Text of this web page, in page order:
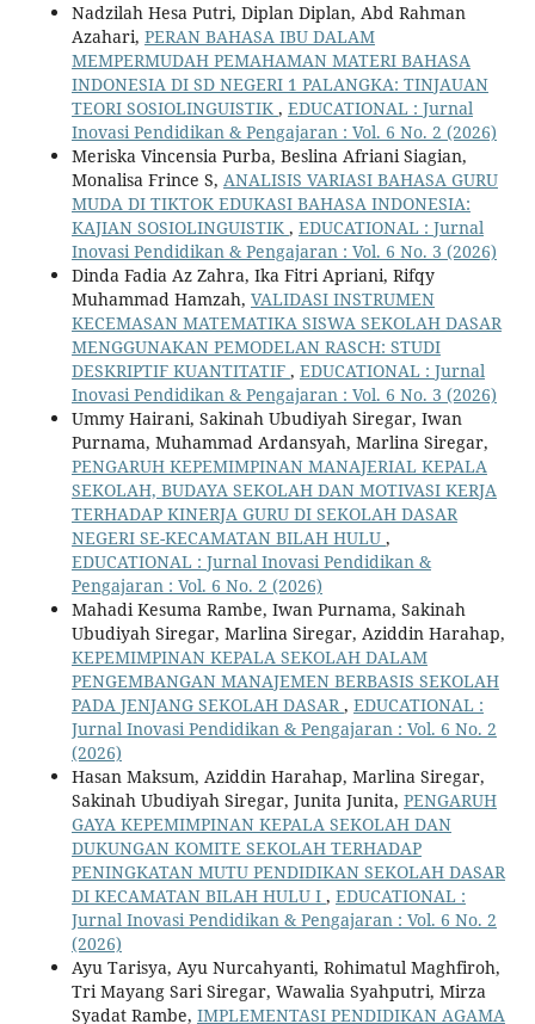
Nadzilah Hesa Putri, Diplan Diplan, Abd Rahman
Azahari, PERAN BAHASA IBU DALAM
MEMPERMUDAH PEMAHAMAN MATERI BAHASA
INDONESIA DI SD NEGERI 1 PALANGKA: TINJAUAN
TEORI SOSIOLINGUISTIK , EDUCATIONAL : Jurnal
Inovasi Pendidikan & Pengajaran : Vol. 6 No. 2 (2026)
Meriska Vincensia Purba, Beslina Afriani Siagian,
Monalisa Frince S, ANALISIS VARIASI BAHASA GURU
MUDA DI TIKTOK EDUKASI BAHASA INDONESIA:
KAJIAN SOSIOLINGUISTIK , EDUCATIONAL : Jurnal
Inovasi Pendidikan & Pengajaran : Vol. 6 No. 3 (2026)
Dinda Fadia Az Zahra, Ika Fitri Apriani, Rifqy
Muhammad Hamzah, VALIDASI INSTRUMEN
KECEMASAN MATEMATIKA SISWA SEKOLAH DASAR
MENGGUNAKAN PEMODELAN RASCH: STUDI
DESKRIPTIF KUANTITATIF , EDUCATIONAL : Jurnal
Inovasi Pendidikan & Pengajaran : Vol. 6 No. 3 (2026)
Ummy Hairani, Sakinah Ubudiyah Siregar, Iwan
Purnama, Muhammad Ardansyah, Marlina Siregar,
PENGARUH KEPEMIMPINAN MANAJERIAL KEPALA
SEKOLAH, BUDAYA SEKOLAH DAN MOTIVASI KERJA
TERHADAP KINERJA GURU DI SEKOLAH DASAR
NEGERI SE-KECAMATAN BILAH HULU ,
EDUCATIONAL : Jurnal Inovasi Pendidikan &
Pengajaran : Vol. 6 No. 2 (2026)
Mahadi Kesuma Rambe, Iwan Purnama, Sakinah
Ubudiyah Siregar, Marlina Siregar, Aziddin Harahap,
KEPEMIMPINAN KEPALA SEKOLAH DALAM
PENGEMBANGAN MANAJEMEN BERBASIS SEKOLAH
PADA JENJANG SEKOLAH DASAR, EDUCATIONAL :
Jurnal Inovasi Pendidikan & Pengajaran : Vol. 6 No. 2
(2026)
Hasan Maksum, Aziddin Harahap, Marlina Siregar,
Sakinah Ubudiyah Siregar, Junita Junita, PENGARUH
GAYA KEPEMIMPINAN KEPALA SEKOLAH DAN
DUKUNGAN KOMITE SEKOLAH TERHADAP
PENINGKATAN MUTU PENDIDIKAN SEKOLAH DASAR
DI KECAMATAN BILAH HULU I , EDUCATIONAL :
Jurnal Inovasi Pendidikan & Pengajaran : Vol. 6 No. 2
(2026)
Ayu Tarisya, Ayu Nurcahyanti, Rohimatul Maghfiroh,
Tri Mayang Sari Siregar, Wawalia Syahputri, Mirza
Syadat Rambe, IMPLEMENTASI PENDIDIKAN AGAMA